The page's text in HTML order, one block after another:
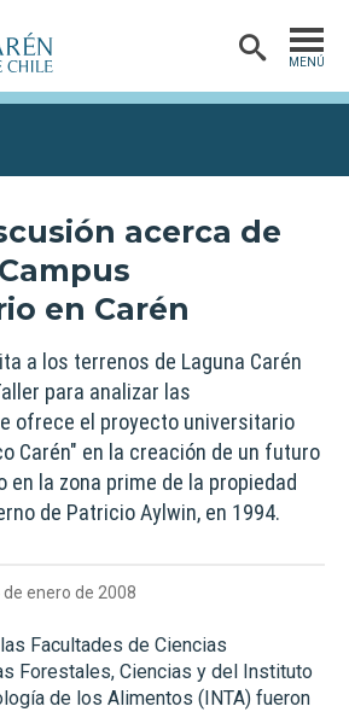
MENÚ
PARQUE CARÉN
VISIÓN Y MISIÓN
HISTORIA
DIMENSIONES
QUIÉNES SOMOS
VISITA
INICIATIVAS
PRENSA
acerca de
en Carén
a los terrenos de Laguna Carén
para analizar las
ofrece el proyecto universitario
Carén" en la creación de un futuro
en la zona prime de la propiedad
de Patricio Aylwin, en 1994.
enero de 2008
Facultades de Ciencias
Forestales, Ciencias y del Instituto
de los Alimentos (INTA) fueron